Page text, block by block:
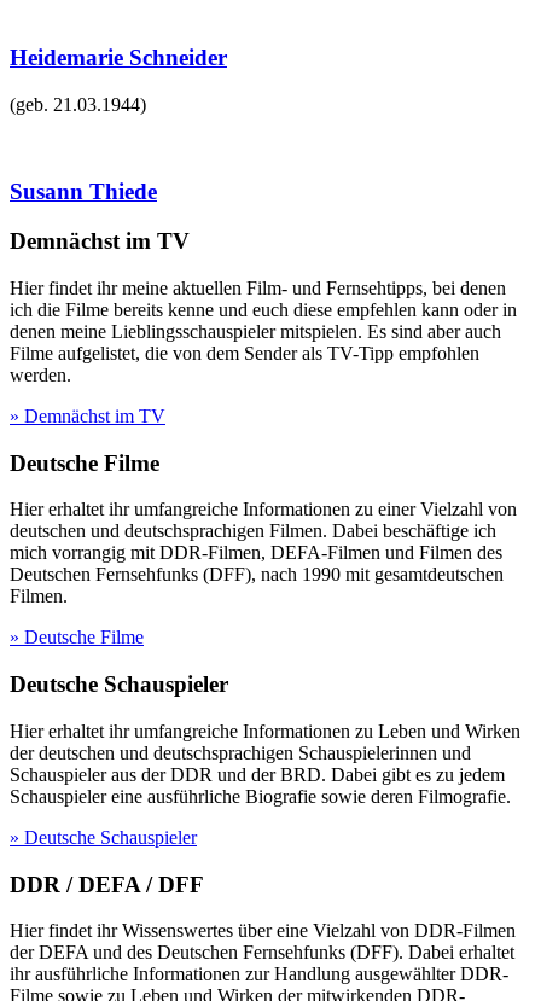
Heidemarie Schneider
(geb. 21.03.1944)
Susann Thiede
Demnächst im TV
Hier findet ihr meine aktuellen Film- und Fernsehtipps, bei denen
ich die Filme bereits kenne und euch diese empfehlen kann oder in
denen meine Lieblingsschauspieler mitspielen. Es sind aber auch
Filme aufgelistet, die von dem Sender als TV-Tipp empfohlen
werden.
» Demnächst im TV
Deutsche Filme
Hier erhaltet ihr umfangreiche Informationen zu einer Vielzahl von
deutschen und deutschsprachigen Filmen. Dabei beschäftige ich
mich vorrangig mit DDR-Filmen, DEFA-Filmen und Filmen des
Deutschen Fernsehfunks (DFF), nach 1990 mit gesamtdeutschen
Filmen.
» Deutsche Filme
Deutsche Schauspieler
Hier erhaltet ihr umfangreiche Informationen zu Leben und Wirken
der deutschen und deutschsprachigen Schauspielerinnen und
Schauspieler aus der DDR und der BRD. Dabei gibt es zu jedem
Schauspieler eine ausführliche Biografie sowie deren Filmografie.
» Deutsche Schauspieler
DDR / DEFA / DFF
Hier findet ihr Wissenswertes über eine Vielzahl von DDR-Filmen
der DEFA und des Deutschen Fernsehfunks (DFF). Dabei erhaltet
ihr ausführliche Informationen zur Handlung ausgewählter DDR-
Filme sowie zu Leben und Wirken der mitwirkenden DDR-